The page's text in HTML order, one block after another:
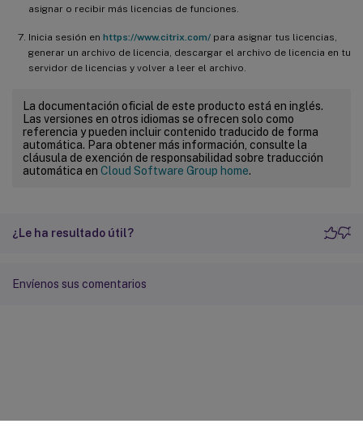
asignar o recibir más licencias de funciones.
Inicia sesión en https://www.citrix.com/ para asignar tus licencias,
generar un archivo de licencia, descargar el archivo de licencia en tu
servidor de licencias y volver a leer el archivo.
La documentación oficial de este producto está en inglés.
Las versiones en otros idiomas se ofrecen solo como
referencia y pueden incluir contenido traducido de forma
automática. Para obtener más información, consulte la
cláusula de exención de responsabilidad sobre traducción
automática en Cloud Software Group home.
¿Le ha resultado útil?
Envíenos sus comentarios